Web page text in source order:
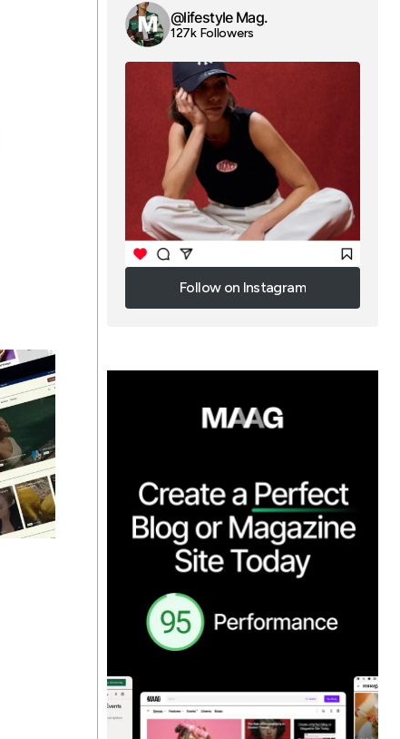
@lifestyle Mag.
127k Followers
Follow on Instagram
Follow on Instagram